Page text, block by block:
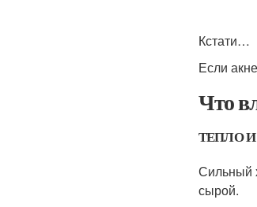
Кстати…
Если
Что
ТЕПЛО
Сильный
сырой.